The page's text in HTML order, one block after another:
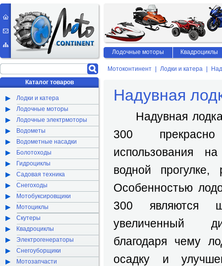
Мотоконтинент Лодки и катера
Надувная
Надувная лодка
300
использования
водной
Особенностью
300 являются
увеличенный
благодаря чему
осадку и
Каталог товаров
Лодки и катера
Лодочные моторы
Лодочные электрмоторы
Водометы
Водометные насадки
Болотоходы
Гидроциклы
Садовая техника
Снегоходы
Мотобуксировщики
Мотоциклы
Скутеры
Квадроциклы
Электрогенераторы
Снегоуборщики
Мотозапчасти
Лодочные моторы Квадроциклы